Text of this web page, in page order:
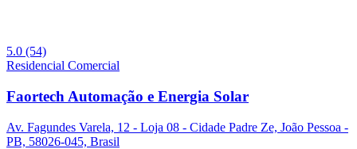
5.0 (54)
Residencial Comercial
Faortech Automação e Energia Solar
Av. Fagundes Varela, 12 - Loja 08 - Cidade Padre Ze, João Pessoa -
PB, 58026-045, Brasil